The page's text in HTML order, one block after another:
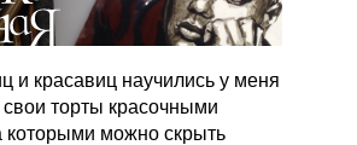
и красавиц научились у меня
торты красочными
которыми можно скрыть